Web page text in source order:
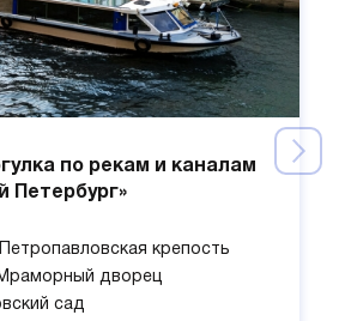
по рекам и каналам
Петербург»
Петропавловская крепость
дворец
сад